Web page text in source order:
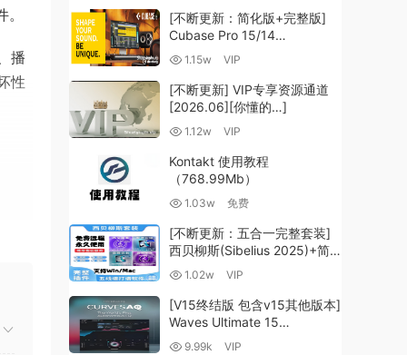
播
性
[不断更新：简化版+完整版]
Cubase Pro 15/14
VR/R2R/U2B+原厂音源+插件
MacOSX]（704.0MB+）
1.15w VIP
[不断更新] VIP专享资源通道
[2026.06][你懂的…]
1.12w VIP
Kontakt 使用教程
（768.99Mb）
1.03w 免费
[不断更新：五合一完整套装]
西贝柳斯(Sibelius 2025)+简
谱插件V8+图片识别+音频识别
MacOSX]（80.48GB+）
1.02w VIP
[V15终结版 包含v15其他版本]
Waves Ultimate 15
v25.05.27+一键安装版+安装
9.99k VIP